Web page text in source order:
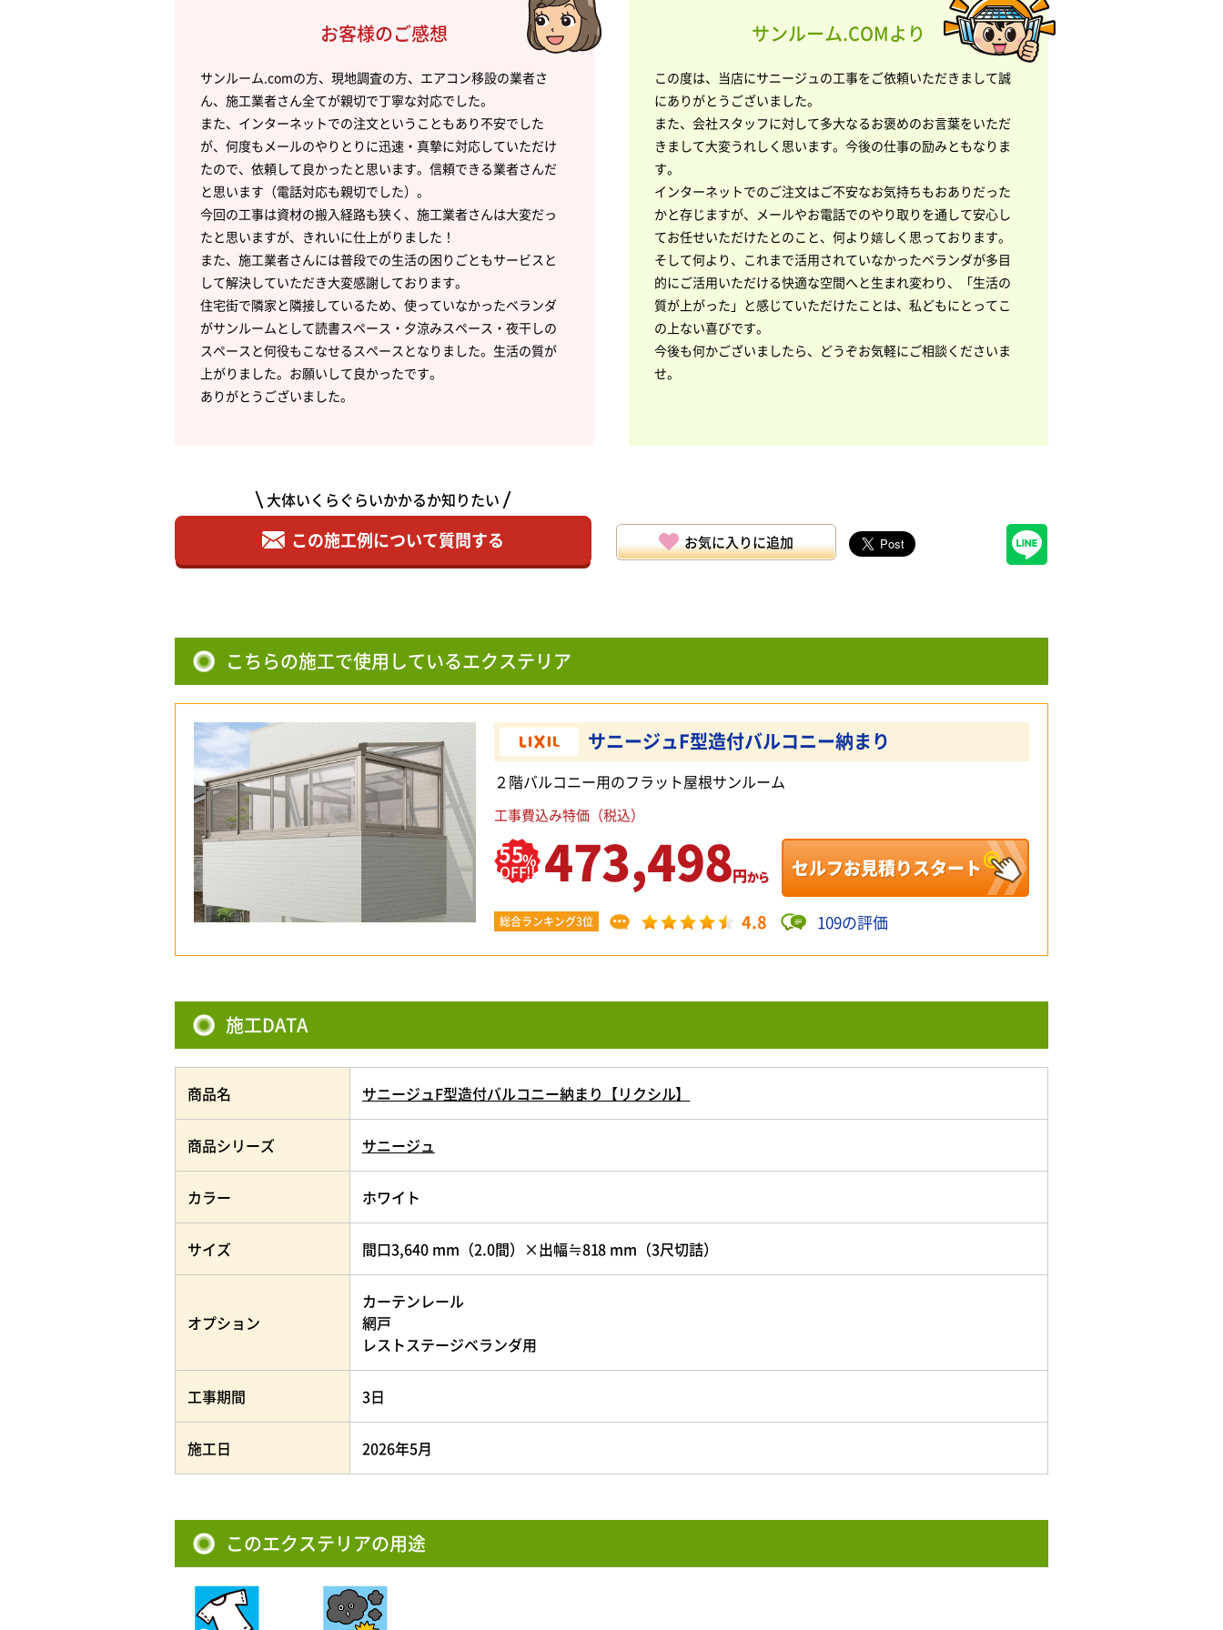
お客様のご感想
サンルーム.comの方、現地調査の方、エアコン移設の業者さ
ん、施工業者さん全てが親切で丁寧な対応でした。
また、インターネットでの注文ということもあり不安でした
が、何度もメールのやりとりに迅速・真摯に対応していただけ
たので、依頼して良かったと思います。信頼できる業者さんだ
と思います（電話対応も親切でした）。
今回の工事は資材の搬入経路も狭く、施工業者さんは大変だっ
たと思いますが、きれいに仕上がりました！
また、施工業者さんには普段での生活の困りごともサービスと
して解決していただき大変感謝しております。
住宅街で隣家と隣接しているため、使っていなかったベランダ
がサンルームとして読書スペース・夕涼みスペース・夜干しの
スペースと何役もこなせるスペースとなりました。生活の質が
上がりました。お願いして良かったです。
ありがとうございました。
サンルーム.COMより
この度は、当店にサニージュの工事をご依頼いただきまして誠
にありがとうございました。
また、会社スタッフに対して多大なるお褒めのお言葉をいただ
きまして大変うれしく思います。今後の仕事の励みともなりま
す。
インターネットでのご注文はご不安なお気持ちもおありだった
かと存じますが、メールやお電話でのやり取りを通して安心し
てお任せいただけたとのこと、何より嬉しく思っております。
そして何より、これまで活用されていなかったベランダが多目
的にご活用いただける快適な空間へと生まれ変わり、「生活の
質が上がった」と感じていただけたことは、私どもにとってこ
の上ない喜びです。
今後も何かございましたら、どうぞお気軽にご相談くださいま
せ。
大体いくらぐらいかかるか知りたい
この施工例について質問する お気に入りに追加
こちらの施工で使用しているエクステリア
サニージュF型造付バルコニー納まり
２階バルコニー用のフラット屋根サンルーム
工事費込み特価（税込）
55%
OFF!! 473,498円から セルフお見積りスタート
総合ランキング3位 4.8 109の評価
施工DATA
商品名 サニージュF型造付バルコニー納まり【リクシル】
商品シリーズ サニージュ
カラー ホワイト
サイズ 間口3,640 mm（2.0間）×出幅≒818 mm（3尺切詰）
オプション
カーテンレール
網戸
レストステージベランダ用
工事期間 3日
施工日 2026年5月
このエクステリアの用途